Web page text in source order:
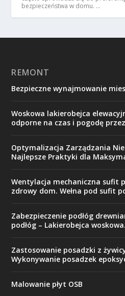
bezpieczeństwa w domu. …
REMONT
Bezpieczne wynajmowanie
Woskowa lakierobejca
odporne na czas i pogodę
Optymalizacja Zarządzania
Najlepsze Praktyki dla
Wentylacja mechaniczna sufit
zdrowy dom. Wełna pod sufit
Zabezpieczenie podłóg
podłóg – Lakierobejca
Zastosowanie posadzki z
Wykonywanie posadzek
Malowanie płyt OSB